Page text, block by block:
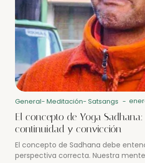
General- Meditación- Satsangs -
El concepto de Yoga
continuidad y convicción
El concepto de Sadhana debe
perspectiva correcta. Nuestra